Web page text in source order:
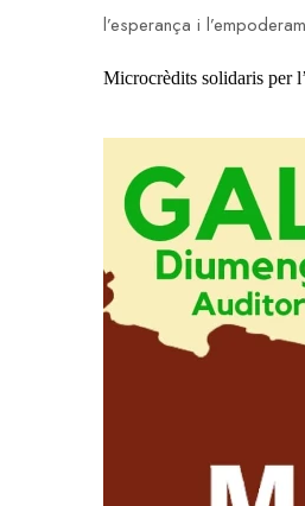
l’esperança i
Microcrèdits solidaris per